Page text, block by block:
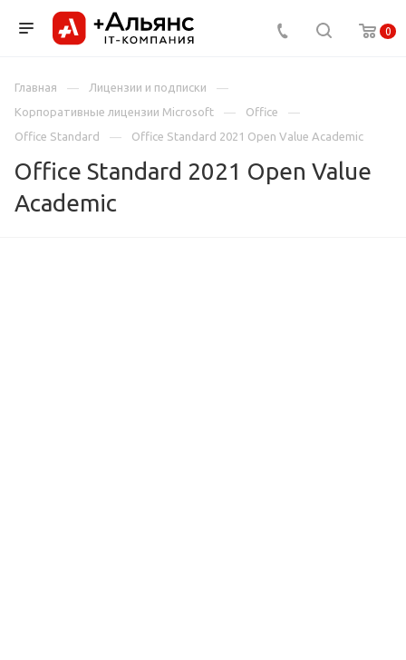
0
Главная
Лицензии и подписки
Корпоративные лицензии Microsoft
Office
Office Standard
Office Standard 2021 Open Value Academic
Office Standard 2021 Open Value
Academic